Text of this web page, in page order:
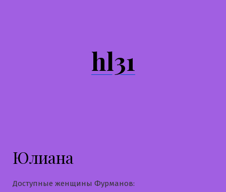
hl31
Юлиана
Доступные женщины Фурманов: